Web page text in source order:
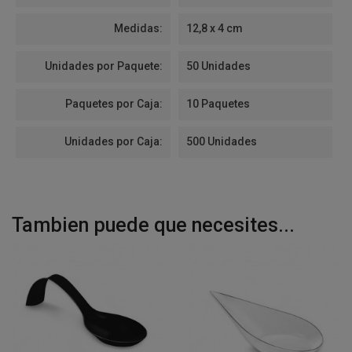
Medidas: 12,8 x 4 cm
Unidades por Paquete: 50 Unidades
Paquetes por Caja: 10 Paquetes
Unidades por Caja: 500 Unidades
Tambien puede que necesites...